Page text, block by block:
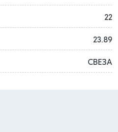
22
23.89
СВЕЗА